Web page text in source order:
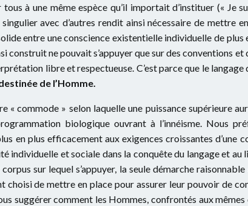
tous à une même espèce qu’il importait d’instituer («
avec d’autres rendit ainsi nécessaire de mettre
entre une conscience existentielle individuelle de
construit ne pouvait s’appuyer que sur des conventions
libre et respectueuse. C’est parce que le
de l’Homme.
« commode » selon laquelle une puissance supérieure
biologique ouvrant à l’innéisme. Nous
en plus efficacement aux exigences croissantes
individuelle et sociale dans la conquête du langage et au
sur lequel s’appuyer, la seule démarche
choisi de mettre en place pour assurer leur pouvoir de
suggérer comment les Hommes, confrontés aux